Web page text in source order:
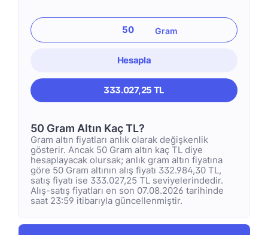
Hesapla
333.027,25 TL
50 Gram Altın Kaç TL?
Gram altın fiyatları anlık olarak değişkenlik
gösterir. Ancak 50 Gram altın kaç TL diye
hesaplayacak olursak; anlık gram altın fiyatına
göre 50 Gram altının alış fiyatı 332.984,30 TL,
satış fiyatı ise 333.027,25 TL seviyelerindedir.
Alış-satış fiyatları en son 07.08.2026 tarihinde
saat 23:59 itibarıyla güncellenmiştir.